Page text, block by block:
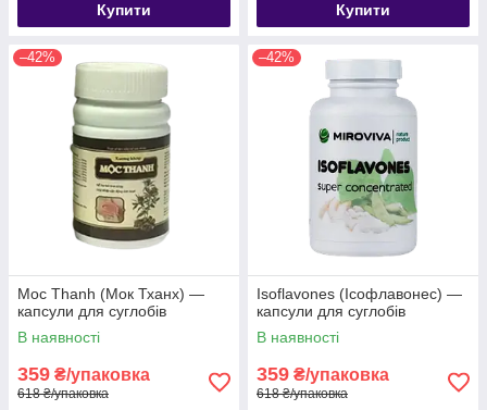
Купити Купити
–42%
Moc Thanh (Мок Тханх) —
капсули для суглобів
В наявності
359 ₴/упаковка
618 ₴/упаковка
–42%
Isoflavones (Ісофлавонес) —
капсули для суглобів
В наявності
359 ₴/упаковка
618 ₴/упаковка